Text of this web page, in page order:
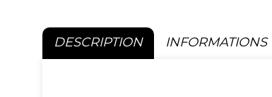
DESCRIPTION INFORMATIONS